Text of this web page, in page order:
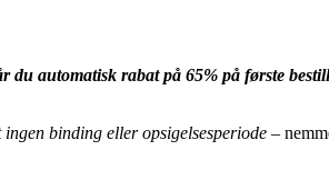
du automatisk rabat på 65% på første
binding eller opsigelsesperiode –